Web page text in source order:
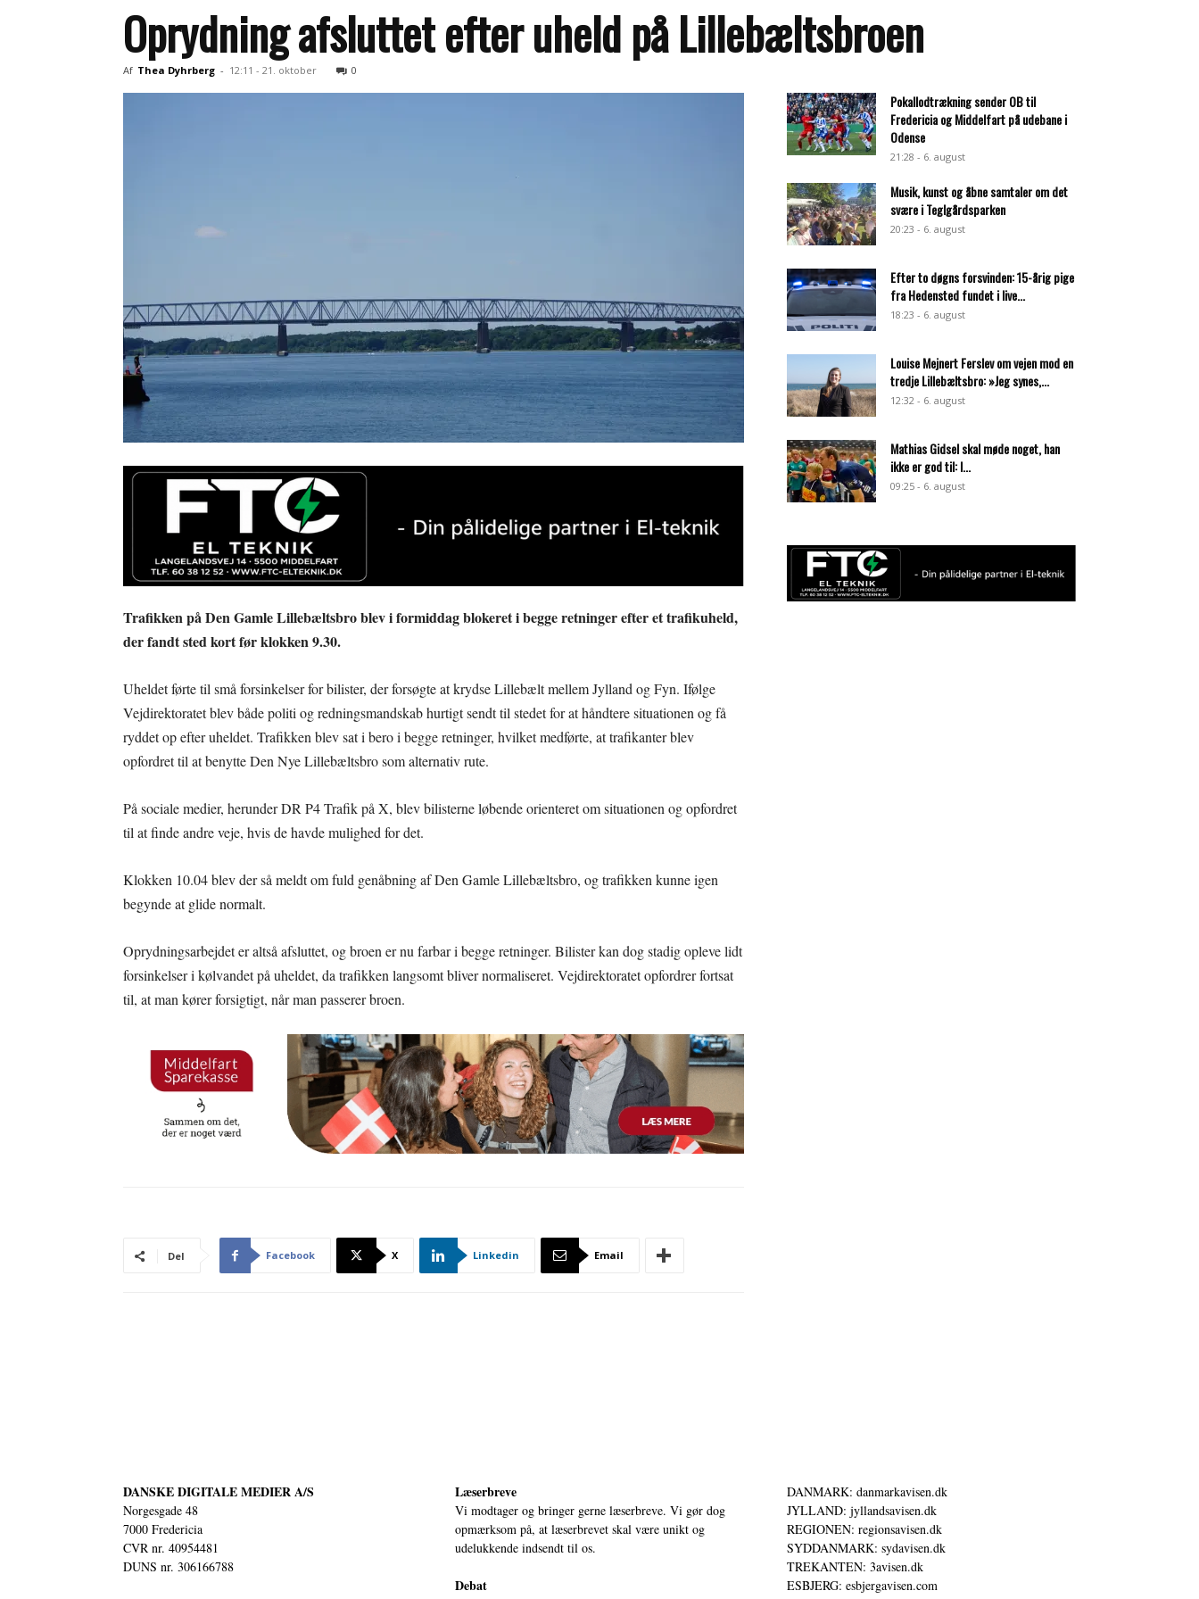
Oprydning afsluttet efter uheld på Lillebæltsbroen
Af Thea Dyhrberg - 12:11 - 21. oktober 0
Trafikken på Den Gamle Lillebæltsbro blev i formiddag blokeret i begge retninger efter et trafikuheld,
der fandt sted kort før klokken 9.30.
Uheldet førte til små forsinkelser for bilister, der forsøgte at krydse Lillebælt mellem Jylland og Fyn. Ifølge
Vejdirektoratet blev både politi og redningsmandskab hurtigt sendt til stedet for at håndtere situationen og få
ryddet op efter uheldet. Trafikken blev sat i bero i begge retninger, hvilket medførte, at trafikanter blev
opfordret til at benytte Den Nye Lillebæltsbro som alternativ rute.
På sociale medier, herunder DR P4 Trafik på X, blev bilisterne løbende orienteret om situationen og opfordret
til at finde andre veje, hvis de havde mulighed for det.
Klokken 10.04 blev der så meldt om fuld genåbning af Den Gamle Lillebæltsbro, og trafikken kunne igen
begynde at glide normalt.
Oprydningsarbejdet er altså afsluttet, og broen er nu farbar i begge retninger. Bilister kan dog stadig opleve lidt
forsinkelser i kølvandet på uheldet, da trafikken langsomt bliver normaliseret. Vejdirektoratet opfordrer fortsat
til, at man kører forsigtigt, når man passerer broen.
Del Facebook X Linkedin Email
Pokallodtrækning sender OB til
Fredericia og Middelfart på udebane i
Odense
21:28 - 6. august
Musik, kunst og åbne samtaler om det
svære i Teglgårdsparken
20:23 - 6. august
Efter to døgns forsvinden: 15-årig pige
fra Hedensted fundet i live...
18:23 - 6. august
Louise Mejnert Ferslev om vejen mod en
tredje Lillebæltsbro: »Jeg synes,...
12:32 - 6. august
Mathias Gidsel skal møde noget, han
ikke er god til: I...
09:25 - 6. august
DANSKE DIGITALE MEDIER A/S
Norgesgade 48
7000 Fredericia
CVR nr. 40954481
DUNS nr. 306166788
Læserbreve
Vi modtager og bringer gerne læserbreve. Vi gør dog
opmærksom på, at læserbrevet skal være unikt og
udelukkende indsendt til os.
Debat
DANMARK: danmarkavisen.dk
JYLLAND: jyllandsavisen.dk
REGIONEN: regionsavisen.dk
SYDDANMARK: sydavisen.dk
TREKANTEN: 3avisen.dk
ESBJERG: esbjergavisen.com